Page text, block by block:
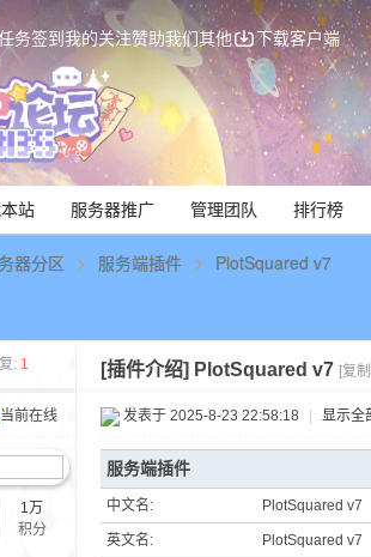
务签到我的关注赞助我们其他 下载客户端
站 服务器推广 管理团队 排行榜
器分区 服务端插件 PlotSquared v7
: 1 [插件介绍] PlotSquared v7 [复
1万
积分
发表于 2025-8-23 22:58:18 显示全
服务端插件
中文名: PlotSquared v7
英文名: PlotSquared v7